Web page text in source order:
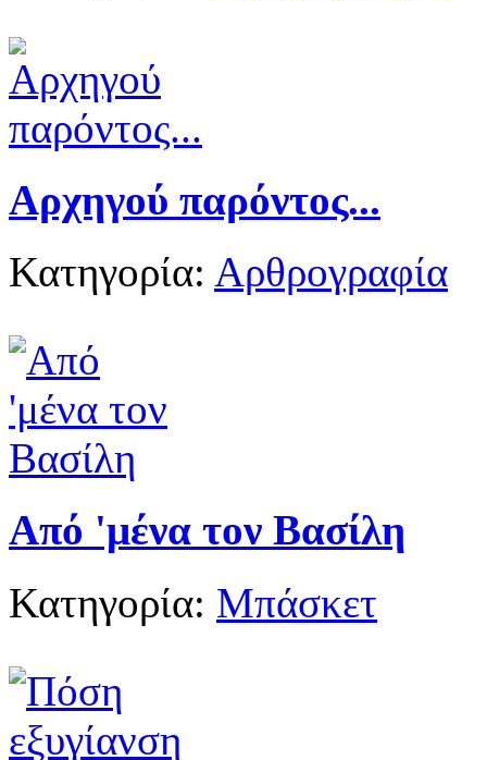
Αρχηγού παρόντος...
Κατηγορία: Αρθρογραφία
Από 'μένα τον Βασίλη
Κατηγορία: Μπάσκετ